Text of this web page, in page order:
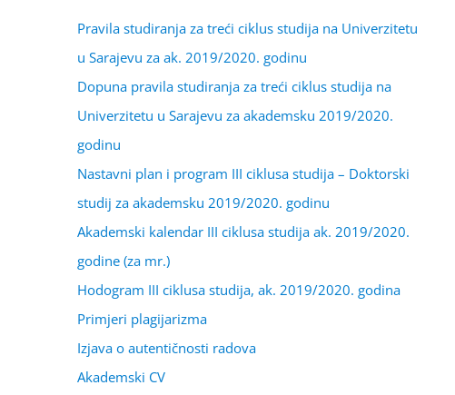
Pravila studiranja za treći ciklus studija na Univerzitetu
u Sarajevu za ak. 2019/2020. godinu
Dopuna pravila studiranja za treći ciklus studija na
Univerzitetu u Sarajevu za akademsku 2019/2020.
godinu
Nastavni plan i program III ciklusa studija – Doktorski
studij za akademsku 2019/2020. godinu
Akademski kalendar III ciklusa studija ak. 2019/2020.
godine (za mr.)
Hodogram III ciklusa studija, ak. 2019/2020. godina
Primjeri plagijarizma
Izjava o autentičnosti radova
Akademski CV